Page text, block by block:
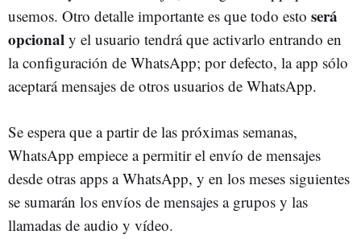
usemos. Otro detalle importante es que todo esto será
opcional y el usuario tendrá que activarlo entrando en
la configuración de WhatsApp; por defecto, la app sólo
aceptará mensajes de otros usuarios de WhatsApp.
Se espera que a partir de las próximas semanas,
WhatsApp empiece a permitir el envío de mensajes
desde otras apps a WhatsApp, y en los meses siguientes
se sumarán los envíos de mensajes a grupos y las
llamadas de audio y vídeo.